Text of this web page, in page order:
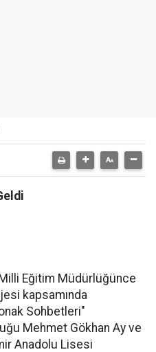
Eğitim Müdürlüğünce
kapsamında
Sohbetleri"
Mehmet Gökhan Ay ve
Anadolu Lisesi